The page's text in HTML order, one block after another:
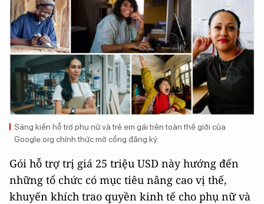
Sáng kiến hỗ trợ phụ nữ và trẻ em gái trên toàn thế giới của
Google.org chính thức mở cổng đăng ký.
Gói hỗ trợ trị giá 25 triệu USD này hướng đến
những tổ chức có mục tiêu nâng cao vị thế,
khuyến khích trao quyền kinh tế cho phụ nữ và